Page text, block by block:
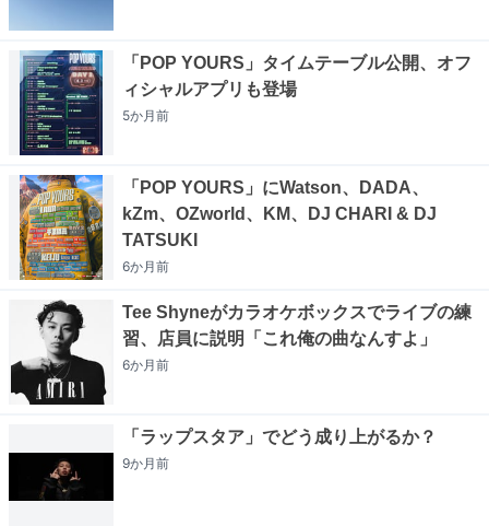
「POP YOURS」タイムテーブル公開、オフ
ィシャルアプリも登場
5か月前
「POP YOURS」にWatson、DADA、
kZm、OZworld、KM、DJ CHARI & DJ
TATSUKI
6か月前
Tee Shyneがカラオケボックスでライブの練
習、店員に説明「これ俺の曲なんすよ」
6か月前
「ラップスタア」でどう成り上がるか？
9か月前